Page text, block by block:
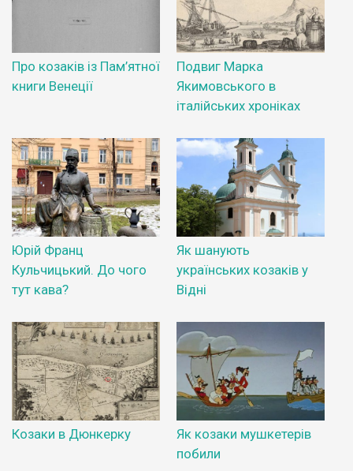
Про козаків із Пам’ятної
книги Венеції
Подвиг Марка
Якимовського в
італійських хроніках
Юрій Франц
Кульчицький. До чого
тут кава?
Як шанують
українських козаків у
Відні
Козаки в Дюнкерку
Як козаки мушкетерів
побили